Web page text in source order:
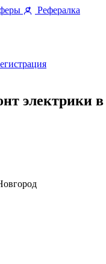
Рефералка
электрики